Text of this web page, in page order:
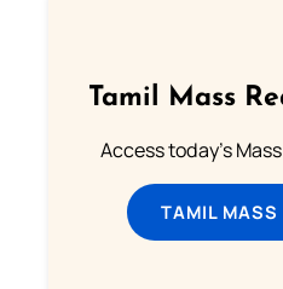
Tamil Mass
Access today's
TAMIL MASS